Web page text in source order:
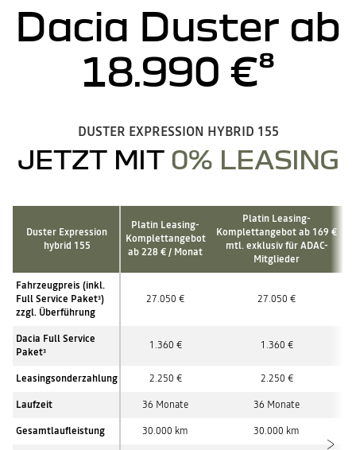
Dacia Duster ab
18.990 €⁸
DUSTER EXPRESSION HYBRID 155
JETZT MIT 0% LEASING
Duster Expression
hybrid 155
Platin Leasing-
Komplettangebot
ab 228 € / Monat
Platin Leasing-
Komplettangebot ab 169 €
mtl.exklusiv für ADAC-
Mitglieder
Fahrzeugpreis (inkl.
Full Service Paket3)
zzgl. Überführung
27.050 € 27.050 €
Dacia Full Service
Paket3 1.360 € 1.360 €
Leasingsonderzahlung 2.250 € 2.250 €
Laufzeit 36 Monate 36 Monate
Gesamtlaufleistung 30.000 km 30.000 km